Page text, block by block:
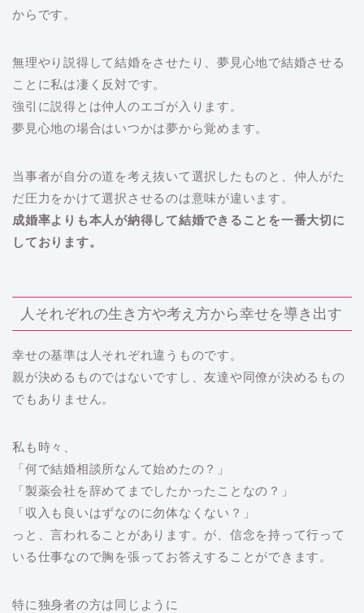
からです。
無理やり説得して結婚をさせたり、夢見心地で結婚させる
ことに私は凄く反対です。
強引に説得とは仲人のエゴが入ります。
夢見心地の場合はいつかは夢から覚めます。
当事者が自分の道を考え抜いて選択したものと、仲人がた
だ圧力をかけて選択させるのは意味が違います。
成婚率よりも本人が納得して結婚できることを一番大切に
しております。
人それぞれの生き方や考え方から幸せを導き出す
幸せの基準は人それぞれ違うものです。
親が決めるものではないですし、友達や同僚が決めるもの
でもありません。
私も時々、
「何で結婚相談所なんて始めたの？」
「製薬会社を辞めてまでしたかったことなの？」
「収入も良いはずなのに勿体なくない？」
っと、言われることがあります。が、信念を持って行って
いる仕事なので胸を張ってお答えすることができます。
特に独身者の方は同じように